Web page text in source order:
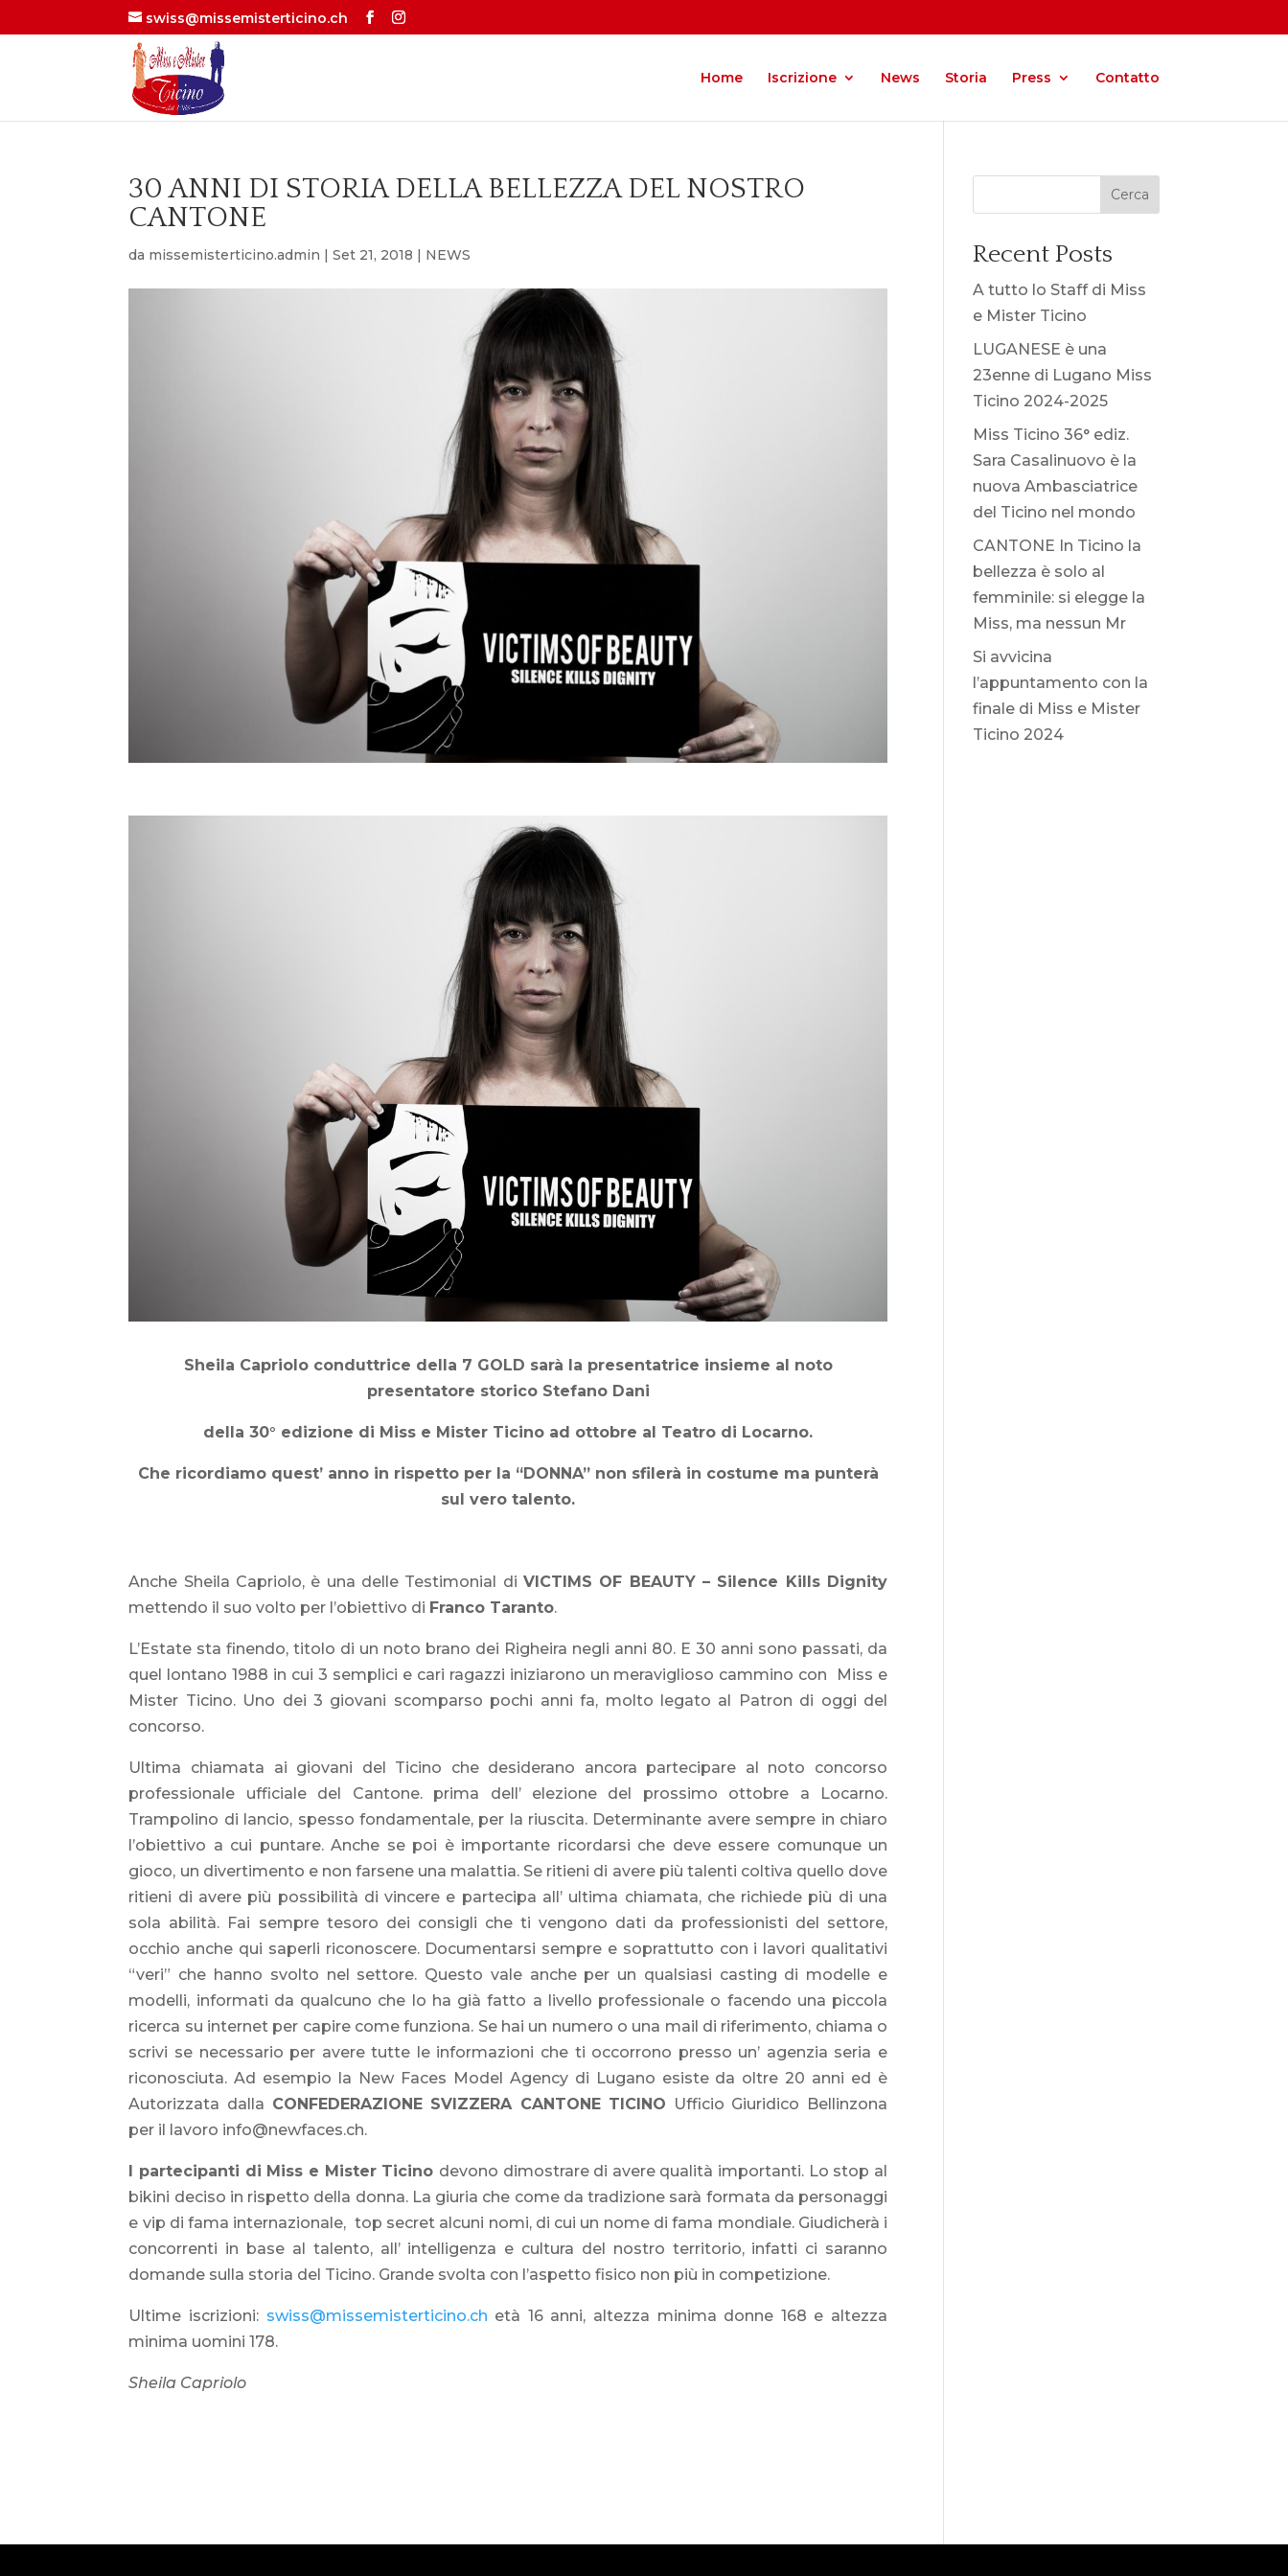
swiss@missemisterticino.ch
Home Iscrizione News Storia Press Contatto
30 ANNI DI STORIA DELLA BELLEZZA DEL NOSTRO
CANTONE
da missemisterticino.admin |Set 21, 2018 | NEWS
Sheila Capriolo conduttrice della 7 GOLD sarà la presentatrice insieme al noto
presentatore storico Stefano Dani
della 30° edizione di Miss e Mister Ticino ad ottobre al Teatro di Locarno.
Che ricordiamo quest’ anno in rispetto per la “DONNA” non sfilerà in costume ma punterà
sul vero talento.
Anche Sheila Capriolo, è una delle Testimonial diVICTIMS OF BEAUTY – Silence Kills Dignity
mettendo il suo volto per l’obiettivo di Franco Taranto.
L’Estate sta finendo, titolo di un noto brano dei Righeira negli anni 80. E 30 anni sono passati, da
quel lontano 1988 in cui 3 semplici e cari ragazzi iniziarono un meraviglioso cammino con Miss e
Mister Ticino. Uno dei 3 giovani scomparso pochi anni fa, molto legato al Patron di oggi del
concorso.
Ultima chiamata ai giovani del Ticino che desiderano ancora partecipare al noto concorso
professionale ufficiale del Cantone. prima dell’ elezione del prossimo ottobre a Locarno.
Trampolino di lancio, spesso fondamentale, per la riuscita. Determinante avere sempre in chiaro
l’obiettivo a cui puntare. Anche se poi è importante ricordarsi che deve essere comunque un
gioco, un divertimento e non farsene una malattia. Se ritieni di avere più talenti coltiva quello dove
ritieni di avere più possibilità di vincere e partecipa all’ ultima chiamata, che richiede più di una
sola abilità. Fai sempre tesoro dei consigli che ti vengono dati da professionisti del settore,
occhio anche qui saperli riconoscere. Documentarsi sempre e soprattutto con i lavori qualitativi
“veri” che hanno svolto nel settore. Questo vale anche per un qualsiasi casting di modelle e
modelli, informati da qualcuno che lo ha già fatto a livello professionale o facendo una piccola
ricerca su internet per capire come funziona. Se hai un numero o una mail di riferimento, chiama o
scrivi se necessario per avere tutte le informazioni che ti occorrono presso un’ agenzia seria e
riconosciuta. Ad esempio la New Faces Model Agency di Lugano esiste da oltre 20 anni ed è
Autorizzata dalla CONFEDERAZIONE SVIZZERA CANTONE TICINO Ufficio Giuridico Bellinzona
per il lavoro info@newfaces.ch.
I partecipanti di Miss e Mister Ticino devono dimostrare di avere qualità importanti. Lo stop al
bikini deciso in rispetto della donna. La giuria che come da tradizione sarà formata da personaggi
e vip di fama internazionale, top secret alcuni nomi, di cui un nome di fama mondiale. Giudicherà i
concorrenti in base al talento, all’ intelligenza e cultura del nostro territorio, infatti ci saranno
domande sulla storia del Ticino. Grande svolta con l’aspetto fisico non più in competizione.
Ultime iscrizioni: swiss@missemisterticino.ch età 16 anni, altezza minima donne 168 e altezza
minima uomini 178.
Sheila Capriolo
Cerca
Recent Posts
A tutto lo Staff di Miss
e Mister Ticino
LUGANESE è una
23enne di Lugano Miss
Ticino 2024-2025
Miss Ticino 36° ediz.
Sara Casalinuovo è la
nuova Ambasciatrice
del Ticino nel mondo
CANTONE In Ticino la
bellezza è solo al
femminile: si elegge la
Miss, ma nessun Mr
Si avvicina
l’appuntamento con la
finale di Miss e Mister
Ticino 2024